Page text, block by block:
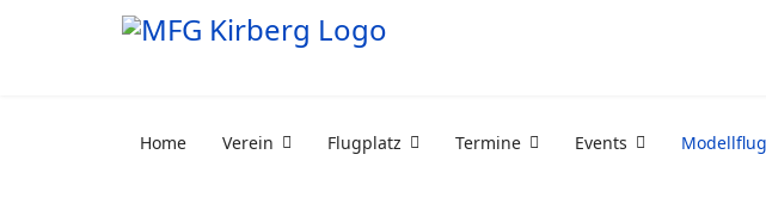
Home Verein Flugplatz Termine Events Modellflug